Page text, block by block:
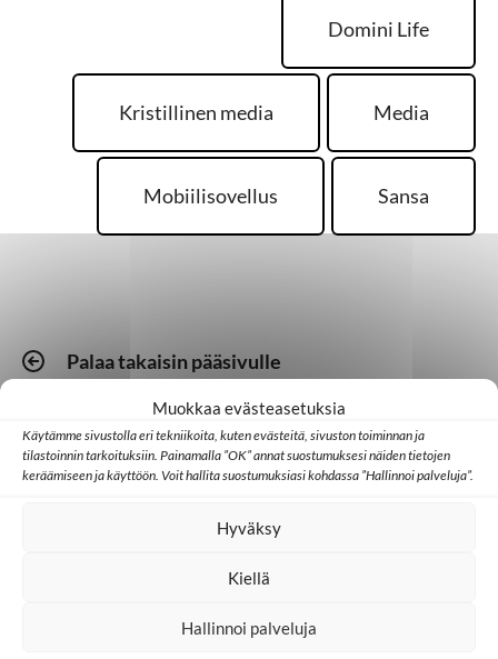
Muokkaa evästeasetuksia
Käytämme sivustolla eri tekniikoita, kuten evästeitä, sivuston toiminnan ja
tilastoinnin tarkoituksiin. Painamalla ”OK” annat suostumuksesi näiden tietojen
keräämiseen ja käyttöön. Voit hallita suostumuksiasi kohdassa ”Hallinnoi palveluja”.
Hyväksy
Kiellä
Hallinnoi palveluja
Domini Life
Kristillinen media Media
Mobiilisovellus Sansa
Palaa takaisin pääsivulle
Kotimaa Medialähetyspäivät Seurakunta
Vielä on kesäjuhlia